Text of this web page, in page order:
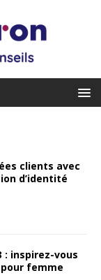
clients avec
d’identité
: inspirez-vous
femme